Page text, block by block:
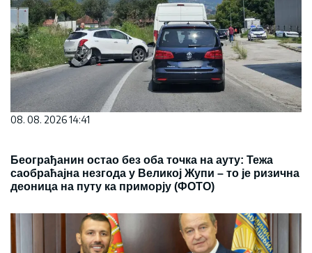
08. 08. 2026 14:41
Београђанин остао без оба точка на ауту: Тежа
саобраћајна незгода у Великој Жупи – то је ризична
деоница на путу ка приморју (ФОТО)